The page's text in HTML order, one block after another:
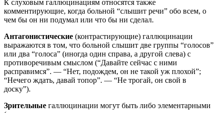
К слуховым галлюцинациям относятся также
комментирующие, когда больной “слышит речи” обо всем, о
чем бы он ни подумал или что бы ни сделал.
Антагонистические (контрастирующие) галлюцинации
выражаются в том, что больной слышит две группы “голосов”
или два “голоса” (иногда один справа, а другой слева) с
противоречивым смыслом (“Давайте сейчас с ними
расправимся”. — “Нет, подождем, он не такой уж плохой”;
“Нечего ждать, давай топор”. — “Не трогай, он свой в
доску”).
Зрительные галлюцинации могут быть либо элементарными